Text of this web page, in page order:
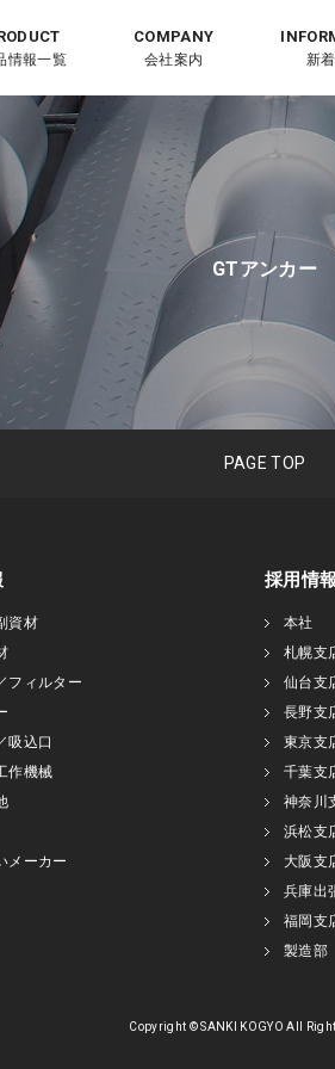
情報一覧 会社案内 新
GTアンカー
PAGE TOP
資材
フィルター
吸込口
作機械
メーカー
採用情報
本社
札幌支
仙台支
長野支
東京支
千葉支
神奈川
浜松支
大阪支
兵庫出
福岡支
製造部
Copyright © SANKI KOGYO All